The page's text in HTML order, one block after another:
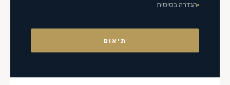
הגדרה בסיסית
תיאום